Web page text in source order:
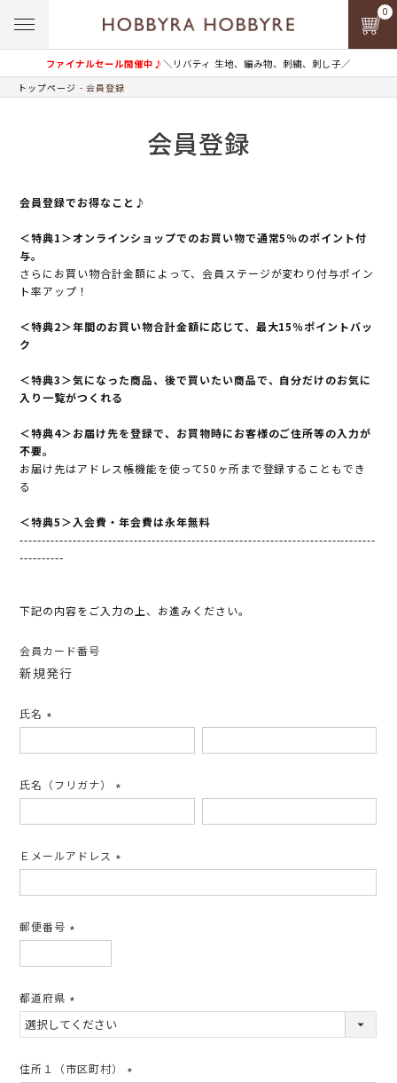
ファイナルセール開催中♪＼リバティ 生地、編み物、刺繍、刺し子／
0
トップページ 会員登録
会員登録
会員登録でお得なこと♪
＜特典1＞オンラインショップでのお買い物で通常5％のポイント付
与。
さらにお買い物合計金額によって、会員ステージが変わり付与ポイン
ト率アップ！
＜特典2＞年間のお買い物合計金額に応じて、最大15％ポイントバッ
ク
＜特典3＞気になった商品、後で買いたい商品で、自分だけのお気に
入り一覧がつくれる
＜特典4＞お届け先を登録で、お買物時にお客様のご住所等の入力が
不要。
お届け先はアドレス帳機能を使って50ヶ所まで登録することもでき
る
＜特典5＞入会費・年会費は永年無料
---------------------------------------------------------------------------------
----------
下記の内容をご入力の上、お進みください。
会員カード番号
新規発行
氏名
須)
氏名（フリガナ）
須)
Ｅメールアドレス
須)
郵便番号
須)
都道府県
(必
須)
住所１（市区町村）